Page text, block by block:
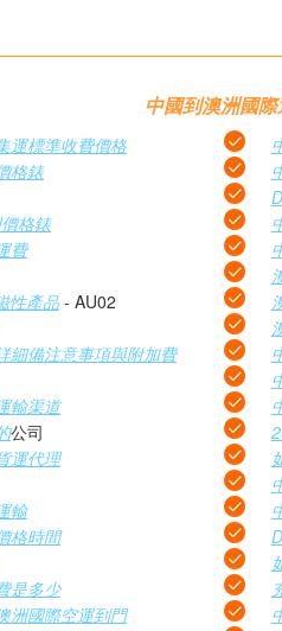
中國到澳洲國
運標準收費價格
格錶
格錶
費
性產品 - AU02
細備注意事項與附加費
輸渠道
公司
運代理
輸
格時間
是多少
洲國際空運到門